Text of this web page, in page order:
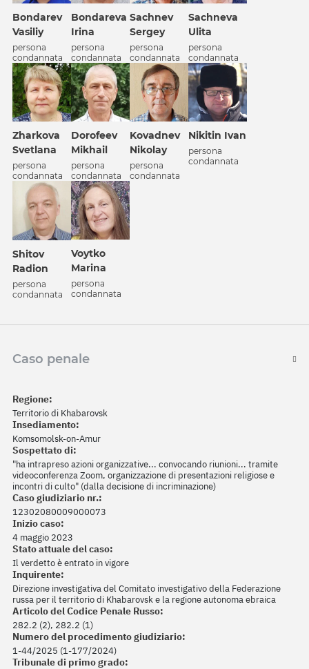
Bondarev
Vasiliy
persona
condannata
Bondareva
Irina
persona
condannata
Sachnev
Sergey
persona
condannata
Sachneva
Ulita
persona
condannata
Zharkova
Svetlana
persona
condannata
Dorofeev
Mikhail
persona
condannata
Kovadnev
Nikolay
persona
condannata
Nikitin Ivan
persona
condannata
Shitov
Radion
persona
condannata
Voytko
Marina
persona
condannata
Caso penale
Regione:
Territorio di Khabarovsk
Insediamento:
Komsomolsk-on-Amur
Sospettato di:
"ha intrapreso azioni organizzative... convocando riunioni... tramite
videoconferenza Zoom, organizzazione di presentazioni religiose e
incontri di culto" (dalla decisione di incriminazione)
Caso giudiziario nr.:
12302080009000073
Inizio caso:
4 maggio 2023
Stato attuale del caso:
Il verdetto è entrato in vigore
Inquirente:
Direzione investigativa del Comitato investigativo della Federazione
russa per il territorio di Khabarovsk e la regione autonoma ebraica
Articolo del Codice Penale Russo:
282.2 (2), 282.2 (1)
Numero del procedimento giudiziario:
1-44/2025 (1-177/2024)
Tribunale di primo grado: